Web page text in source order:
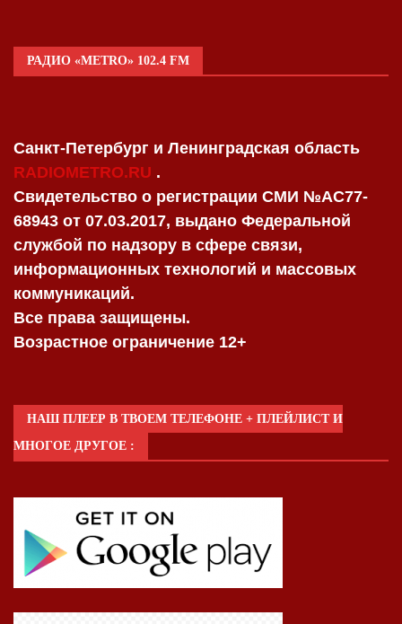
РАДИО «METRO» 102.4 FM
Санкт-Петербург и Ленинградская область
RADIOMETRO.RU .
Свидетельство о регистрации СМИ №AC77-
68943 от 07.03.2017, выдано Федеральной
службой по надзору в сфере связи,
информационных технологий и массовых
коммуникаций.
Все права защищены.
Возрастное ограничение 12+
НАШ ПЛЕЕР В ТВОЕМ ТЕЛЕФОНЕ + ПЛЕЙЛИСТ И
МНОГОЕ ДРУГОЕ :